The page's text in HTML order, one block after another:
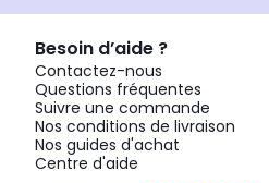
Besoin d’aide ?
Contactez-nous
Questions fréquentes
Suivre une commande
Nos conditions de livraison
Nos guides d'achat
Centre d'aide